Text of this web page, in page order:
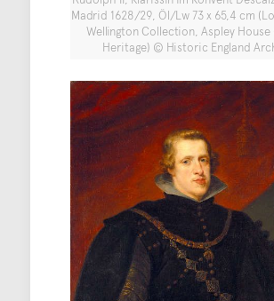
Madrid 1628/29, Öl/Lw 73 x 65,4 cm
Wellington Collection, Aspley House
Heritage) © Historic England